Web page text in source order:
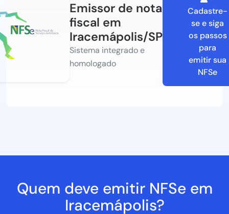
Emissor de nota
fiscal em
Iracemápolis/SP
Sistema integrado e
homologado
Cadastre-
se e siga
os passos
para
emitir sua
NFSe
Quem deve emitir NFSe em
Iracemápolis?